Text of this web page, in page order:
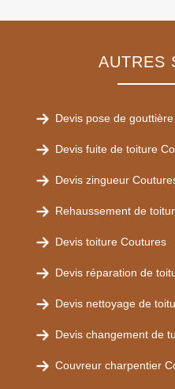
AUTRES
Devis pose de
Devis fuite de toiture
Devis zingueur
Rehaussement de
Devis toiture Coutures
Devis réparation de
Devis nettoyage de
Devis changement de
Couvreur charpentier